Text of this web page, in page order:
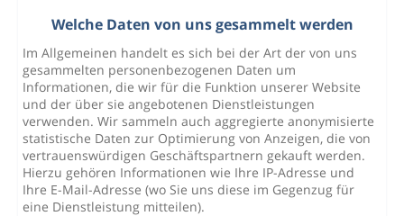
Welche Daten von uns gesammelt werden
Im Allgemeinen handelt es sich bei der Art der von uns
gesammelten personenbezogenen Daten um
Informationen, die wir für die Funktion unserer Website
und der über sie angebotenen Dienstleistungen
verwenden. Wir sammeln auch aggregierte anonymisierte
statistische Daten zur Optimierung von Anzeigen, die von
vertrauenswürdigen Geschäftspartnern gekauft werden.
Hierzu gehören Informationen wie Ihre IP-Adresse und
Ihre E-Mail-Adresse (wo Sie uns diese im Gegenzug für
eine Dienstleistung mitteilen).